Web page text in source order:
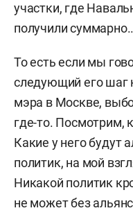
участки, где
получили
То есть если мы
следующий его шаг
мэра в Москве,
где-то. Посмотрим,
Какие у него будут
политик, на мой
Никакой политик
не может без